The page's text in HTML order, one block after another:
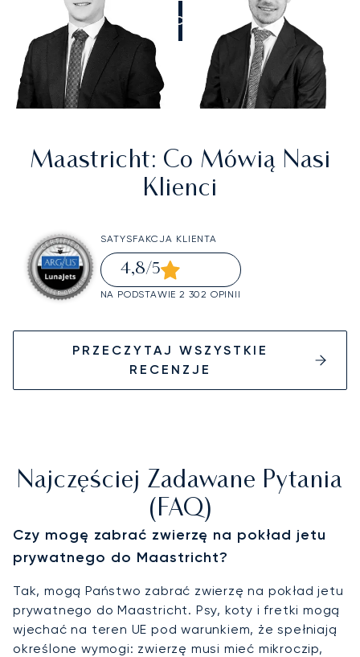
ZADZWOŃCIE DO NAS
Maastricht: Co Mówią Nasi
Klienci
SATYSFAKCJA KLIENTA
4,8/5
NA PODSTAWIE 2 302 OPINII
PRZECZYTAJ WSZYSTKIE
RECENZJE
Najczęściej Zadawane Pytania
(FAQ)
Czy mogę zabrać zwierzę na pokład jetu
prywatnego do Maastricht?
Tak, mogą Państwo zabrać zwierzę na pokład jetu
prywatnego do Maastricht. Psy, koty i fretki mogą
wjechać na teren UE pod warunkiem, że spełniają
określone wymogi: zwierzę musi mieć mikroczip,